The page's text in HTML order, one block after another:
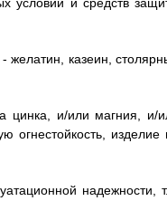
желатин, казеин,
цинка, и/или магния, и/
огнестойкость, изделие
надежности,